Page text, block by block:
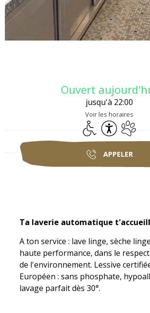
Ouvert
jusqu'à 22:00
Voir les horaires
Accès handicapés
Accessibilité
APPELER
Ta laverie automatique
A ton service : lave linge, sèche
haute performance, dans le
de l'environnement. Lessive
Européen : sans phosphate,
lavage parfait dès 30°.